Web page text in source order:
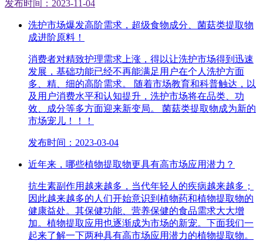
发布时间：2023-11-04
洗护市场爆发高阶需求，超级食物成分、菌菇类提取物
成进阶原料！
消费者对精致护理需求上涨，得以让洗护市场得到迅速
发展，基础功能已经不再能满足用户在个人洗护方面
多、精、细的高阶需求。 随着市场教育和科普触达，以
及用户消费水平和认知提升，洗护市场将在品类、功
效、成分等多方面迎来新变局。 菌菇类提取物成为新的
市场宠儿！！！
发布时间：2023-03-04
近年来，哪些植物提取物更具有高市场应用潜力？
抗生素副作用越来越多，当代年轻人的疾病越来越多；
因此越来越多的人们开始意识到植物药和植物提取物的
健康益处。其保健功能、营养保健的食品需求大大增
加。植物提取应用也逐渐成为市场的新宠。下面我们一
起来了解一下两种具有高市场应用潜力的植物提取物。